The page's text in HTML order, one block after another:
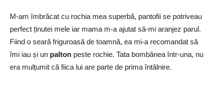
M-am îmbrăcat cu rochia mea superbă, pantofii se potriveau
perfect ținutei mele iar mama m-a ajutat să-mi aranjez parul.
Fiind o seară friguroasă de toamnă, ea mi-a recomandat să
îmi iau și un palton peste rochie. Tata bombănea într-una, nu
era mulțumit că fiica lui are parte de prima întâlnire.